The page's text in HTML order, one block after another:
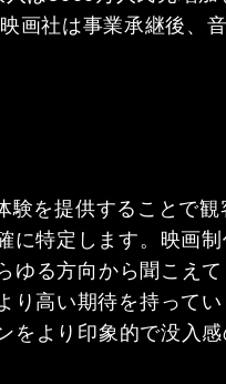
画社は事業承継後、
を提供することで観
特定します。映画制
ゆる方向から聞こえ
高い期待を持って
より印象的で没入感